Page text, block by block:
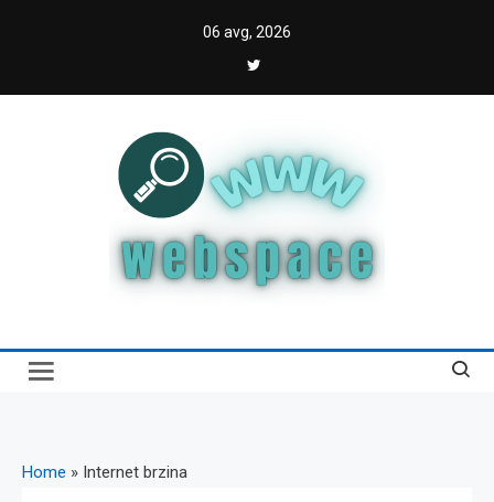
06 avg, 2026
Webspace
Home » Internet brzina